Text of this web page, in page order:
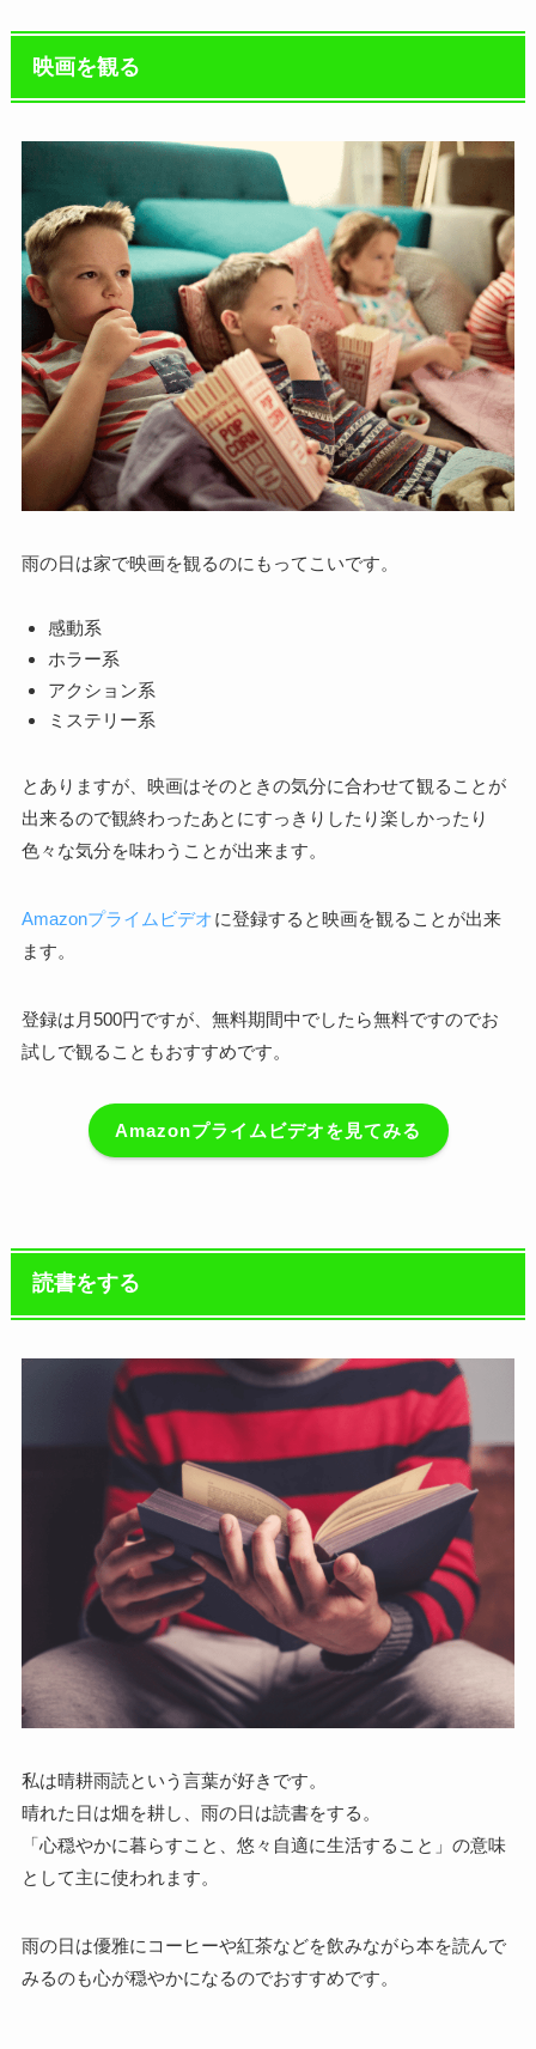
映画を観る
雨の日は家で映画を観るのにもってこいです。
感動系
ホラー系
アクション系
ミステリー系
とありますが、映画はそのときの気分に合わせて観ることが
出来るので観終わったあとにすっきりしたり楽しかったり
色々な気分を味わうことが出来ます。
Amazonプライムビデオに登録すると映画を観ることが出来
ます。
登録は月500円ですが、無料期間中でしたら無料ですのでお
試しで観ることもおすすめです。
Amazonプライムビデオを見てみる
読書をする
私は晴耕雨読という言葉が好きです。
晴れた日は畑を耕し、雨の日は読書をする。
「心穏やかに暮らすこと、悠々自適に生活すること」の意味
として主に使われます。
雨の日は優雅にコーヒーや紅茶などを飲みながら本を読んで
みるのも心が穏やかになるのでおすすめです。